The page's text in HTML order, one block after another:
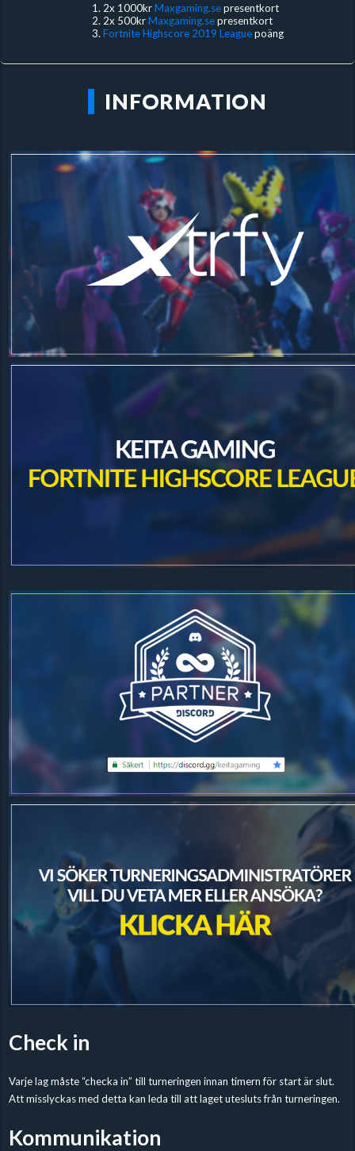
2x 1000krMaxgaming.sepresentkort
2x 500krMaxgaming.sepresentkort
Fortnite Highscore 2019 Leaguepoäng
INFORMATION
Check in
Varje lag måste “checka in” till turneringen innan timern för start är slut.
Att misslyckas med detta kan leda till att laget utesluts från turneringen.
Kommunikation